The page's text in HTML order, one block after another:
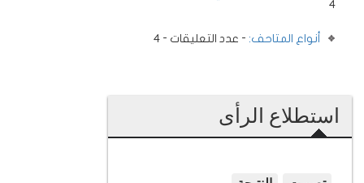
4
أنواع المتاحف: - عدد التعليقات - 4
استطلاع الرأى